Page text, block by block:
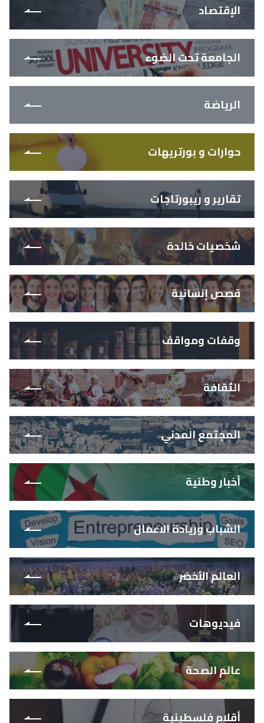
الإقتصاد
الجامعة تحت الضوء
الرياضة
حوارات و بورتريهات
تقارير و ريبورتاجات
شخصيات خالدة
قصص إنسانية
وقفات ومواقف
الثقافة
المجتمع المدني
أخبار وطنية
الشباب وريادة الاعمال
العالم الأخضر
فيديوهات
عالم الصحة
أقلام فلسطينية